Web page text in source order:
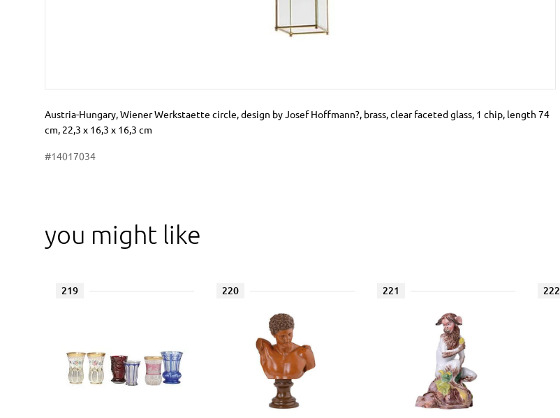
Dimensions
Short item description
Austria-Hungary, Wiener Werkstaette circle, design by Josef Hoffmann?, brass, clear faceted glass, 1 chip, length 74
cm, 22,3 x 16,3 x 16,3 cm
#14017034
you might like
219 220 221 222